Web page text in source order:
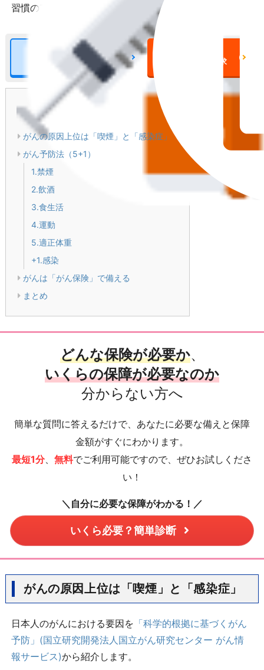
習慣の改善点について紹介します。
がん保険について
の詳細をみる
一括資料請求
がんの原因上位は「喫煙」と「感染症」
がん予防法（5+1）
1.禁煙
2.飲酒
3.食生活
4.運動
5.適正体重
+1.感染
がんは「がん保険」で備える
まとめ
どんな保険が必要か、
いくらの保障が必要なのか
分からない方へ
簡単な質問に答えるだけで、あなたに必要な備えと保障
金額がすぐにわかります。
最短1分、 無料でご利用可能ですので、ぜひお試しくださ
い！
＼自分に必要な保障がわかる！／
いくら必要？簡単診断
がんの原因上位は「喫煙」と「感染症」
日本人のがんにおける要因を 「科学的根拠に基づくがん
予防」(国立研究開発法人国立がん研究センター がん情
報サービス)から紹介します。